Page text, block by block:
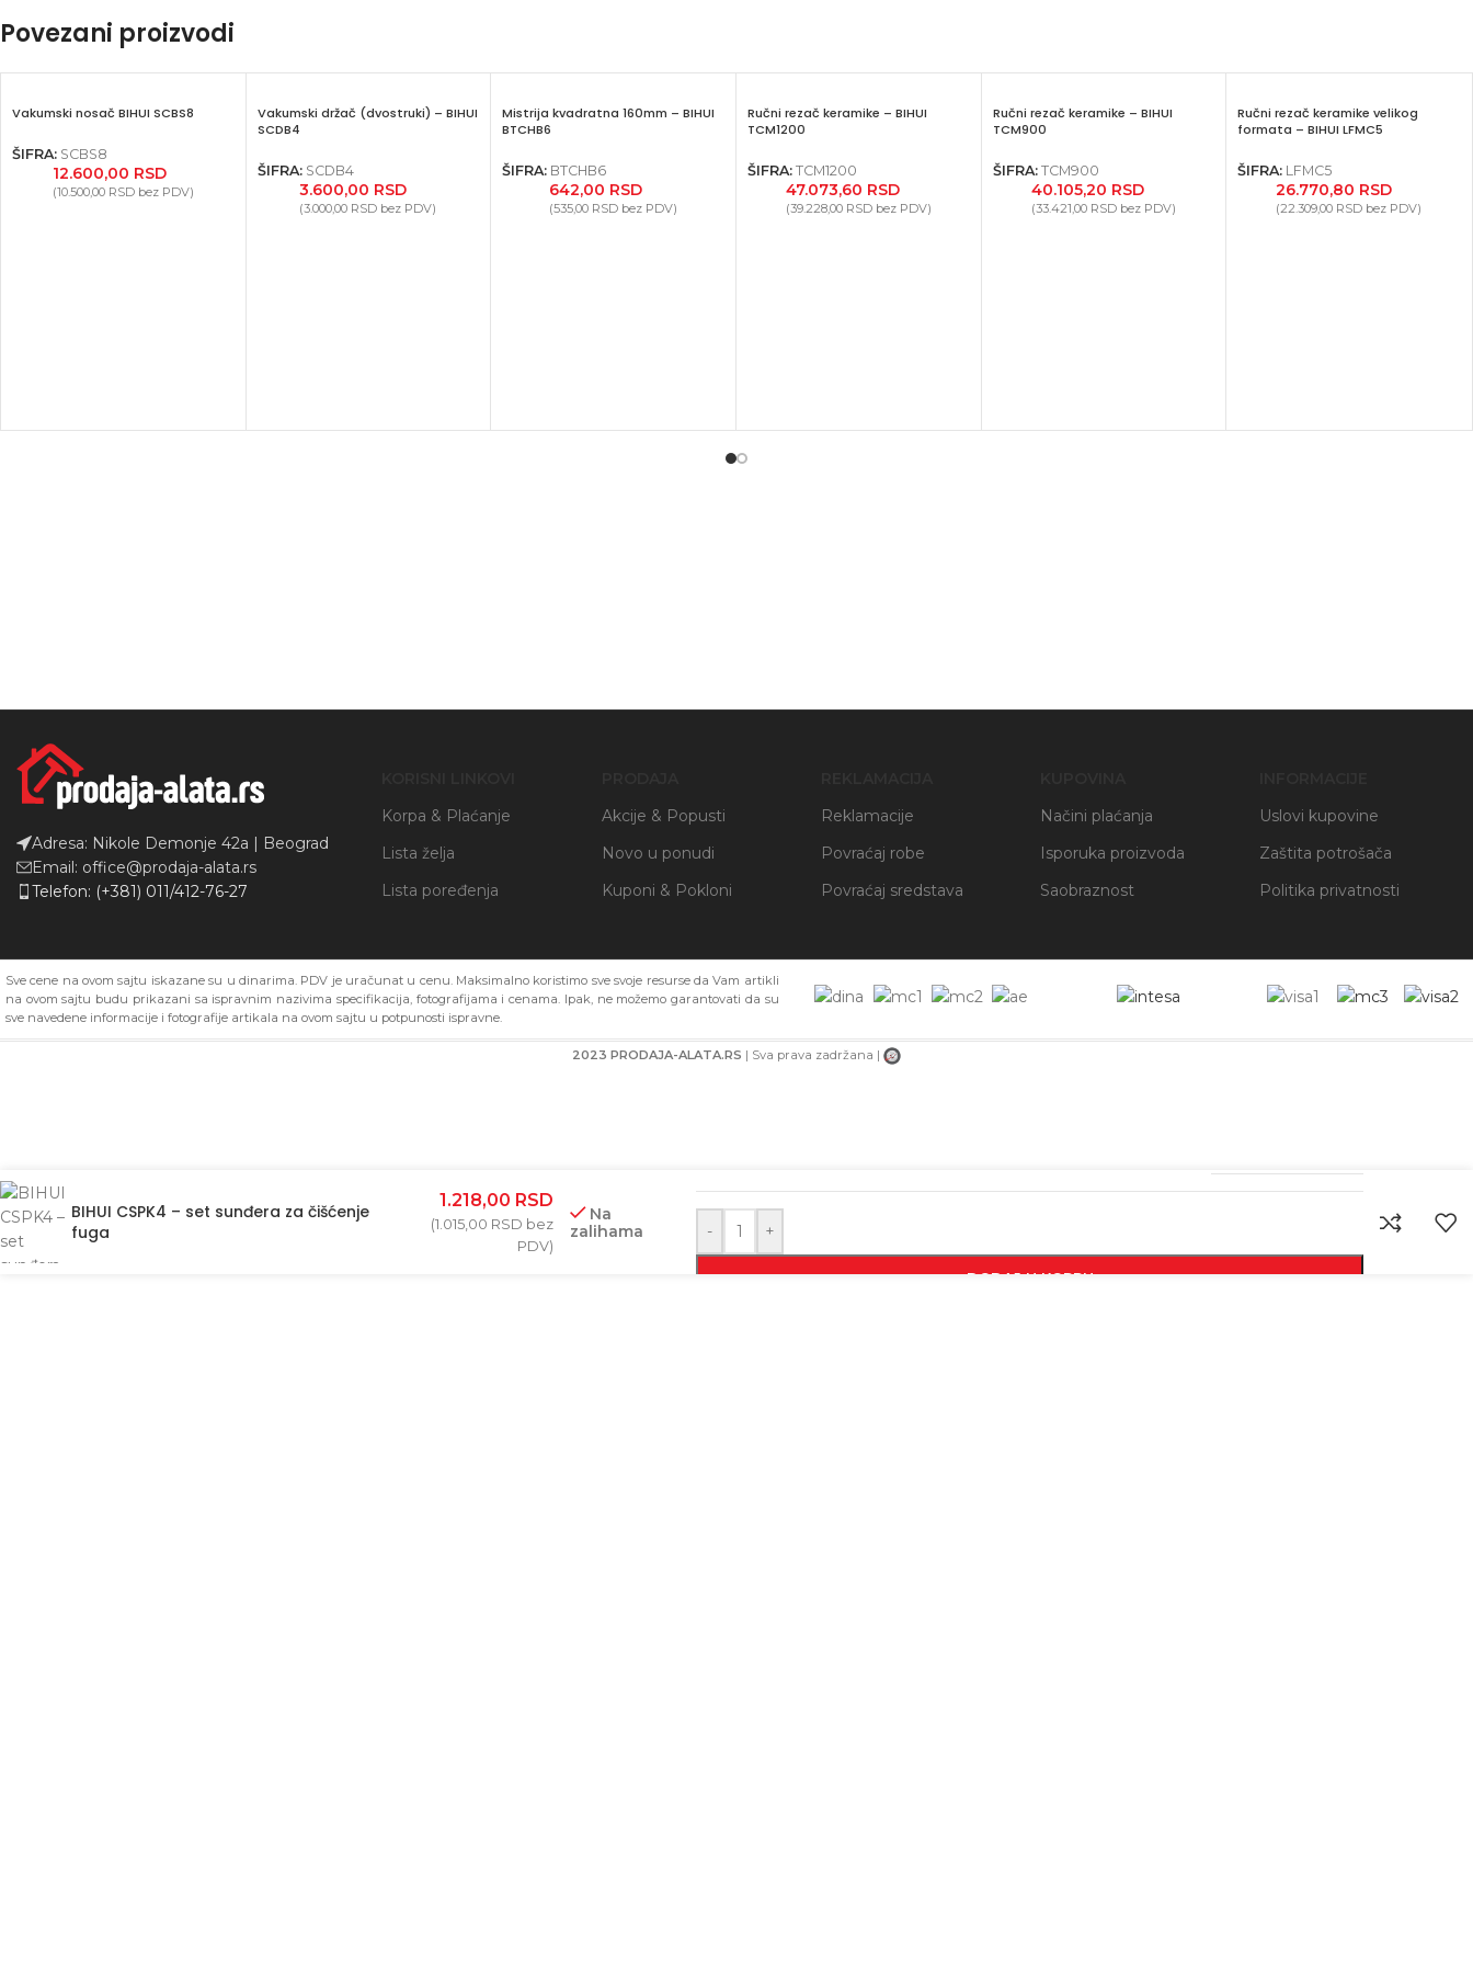
Povezani proizvodi
Vakumski nosač BIHUI SCBS8
ŠIFRA: SCBS8
12.600,00 RSD
(10.500,00 RSDbez PDV)
Vakumski držač (dvostruki) – BIHUI
SCDB4
ŠIFRA: SCDB4
3.600,00 RSD
(3.000,00 RSD bez PDV)
Mistrija kvadratna 160mm – BIHUI
BTCHB6
ŠIFRA: BTCHB6
642,00 RSD
(535,00 RSD bez PDV)
Ručni rezač keramike – BIHUI
TCM1200
ŠIFRA: TCM1200
47.073,60 RSD
(39.228,00 RSDbez PDV)
Ručni rezač keramike – BIHUI
TCM900
ŠIFRA: TCM900
40.105,20 RSD
(33.421,00 RSDbez PDV)
Ručni rezač keramike velikog
formata – BIHUI LFMC5
ŠIFRA: LFMC5
26.770,80 RSD
(22.309,00 RSD bez PDV)
Adresa: Nikole Demonje 42a | Beograd
Email: office@prodaja-alata.rs
Telefon: (+381) 011/412-76-27
Korpa & Plaćanje
Lista želja
Lista poređenja
Akcije & Popusti
Novo u ponudi
Kuponi & Pokloni
Reklamacije
Povraćaj robe
Povraćaj sredstava
Načini plaćanja
Isporuka proizvoda
Saobraznost
Uslovi kupovine
Zaštita potrošača
Politika privatnosti
Sve cene na ovom sajtu iskazane su u dinarima. PDV je uračunat u cenu. Maksimalno koristimo sve svoje resurse da Vam artikli
na ovom sajtu budu prikazani sa ispravnim nazivima specifikacija, fotografijama i cenama. Ipak, ne možemo garantovati da su
sve navedene informacije i fotografije artikala na ovom sajtu u potpunosti ispravne.
2023 PRODAJA-ALATA.RS | Sva prava zadržana |
BIHUI CSPK4 – set sunđera za čišćenje
fuga
1.218,00 RSD
(1.015,00 RSD bez
PDV)
Na
zalihama
- +
DODAJ U KORPU